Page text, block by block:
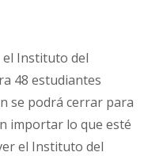
el Instituto del
48 estudiantes
se podrá cerrar para
importar lo que esté
el Instituto del